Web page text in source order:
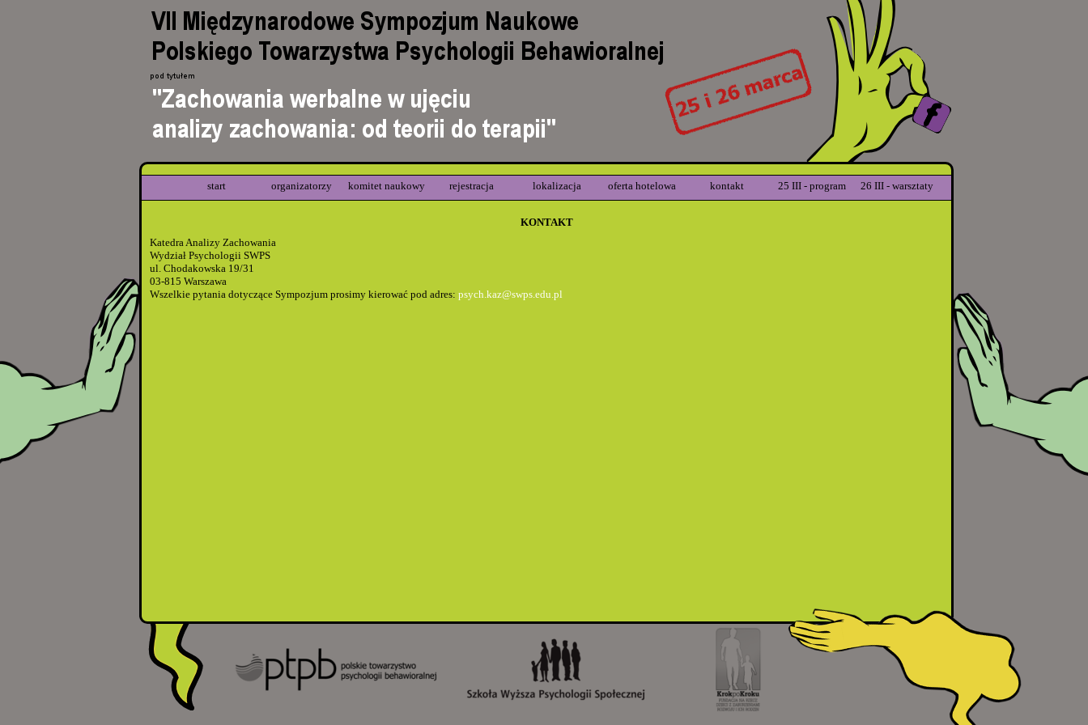
start organizatorzy komitet naukowy rejestracja lokalizacja oferta hotelowa kontakt 25 III - program 26 III - warsztaty
KONTAKT
Katedra Analizy Zachowania
Wydział Psychologii SWPS
ul. Chodakowska 19/31
03-815 Warszawa
Wszelkie pytania dotyczące Sympozjum prosimy kierować pod adres: psych.kaz@swps.edu.pl